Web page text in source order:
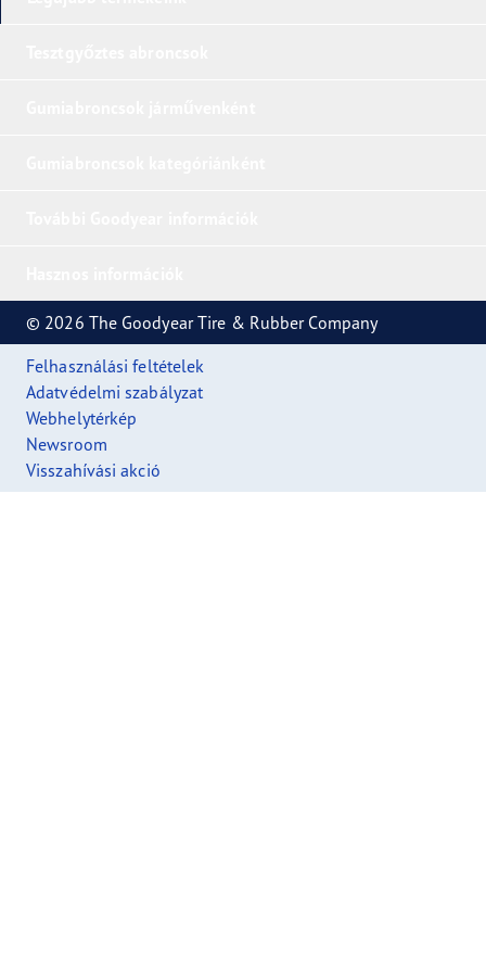
© 2026 The Goodyear Tire & Rubber Company
Felhasználási feltételek
Adatvédelmi szabályzat
Webhelytérkép
Newsroom
Visszahívási akció